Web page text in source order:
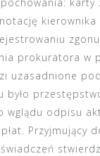
prokuratora w
uzasadnione
było
wglądu odpisu
Przyjmujący